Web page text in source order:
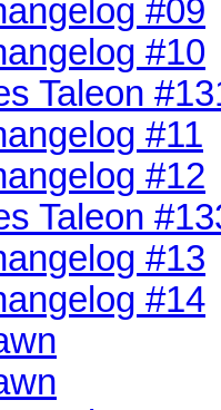
#09
#10
Taleon
#11
#12
Taleon
#13
#14